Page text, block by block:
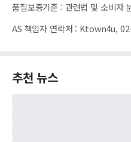
품질보증기준 : 관련법 및 소비자
AS 책임자 연락처 : Ktown4u,
추천 뉴스